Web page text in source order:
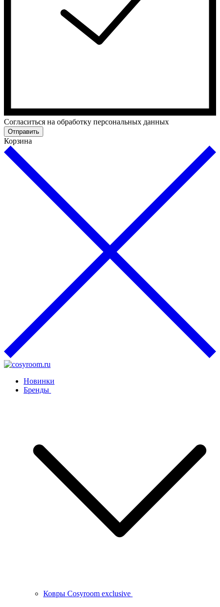
Cогласиться на обработку персональных данных
Отправить
Корзина
Новинки
Бренды
Ковры Cosyroom exclusive